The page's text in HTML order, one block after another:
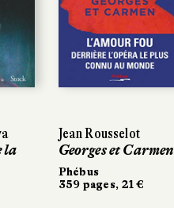
la
Jean Rousselot
Georges et Carmen
Phébus
359 pages, 21 €
la
Jean Rousselot
Georges et Carmen
Phébus
359 pages, 21 €